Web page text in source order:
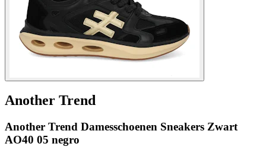
Another Trend
Another Trend Damesschoenen Sneakers Zwart
AO40 05 negro